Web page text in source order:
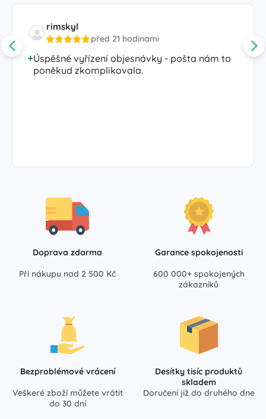
rimskyl
před 21 hodinami
Úspěšné vyřízení objesnávky - pošta nám to
poněkud zkomplikovala.
Doprava zdarma
Při nákupu nad 2 500 Kč
Garance spokojenosti
600 000+ spokojených
zákazníků
Bezproblémové vrácení
Veškeré zboží můžete vrátit
do 30 dní
Desítky tisíc produktů
skladem
Doručení již do druhého dne